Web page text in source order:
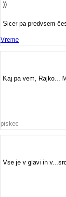
))
Sicer pa predvsem
Vreme
Kaj pa vem, Rajko...
piskec
Vse je v glavi in